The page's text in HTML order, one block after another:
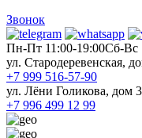
Звонок
Пн-Пт 11:00-19:00Cб-Вс
ул. Стародеревенская,
+7 999 516-57-90
ул. Лёни Голикова, дом
+7 996 499 12 99